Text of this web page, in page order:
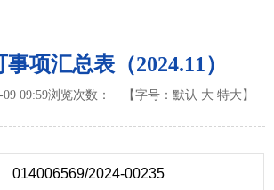
项汇总表（2024.11）
09:59浏览次数： 【字号： 默认 大 特大 】
014006569/2024-00235